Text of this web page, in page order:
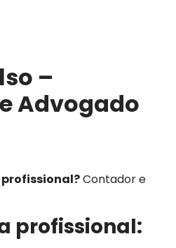
–
Advogado
Contador e
profissional: